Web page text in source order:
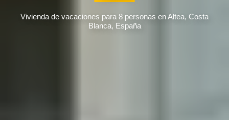
Vivienda de vacaciones para 8 personas en Altea, Costa
Blanca, España